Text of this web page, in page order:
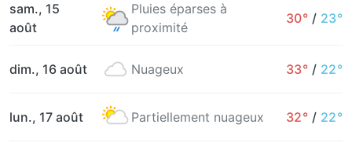
sam., 15
août
Pluies éparses à
proximité
30° / 23°
dim., 16 août Nuageux 33° / 22°
lun., 17 août Partiellement nuageux 32° / 22°